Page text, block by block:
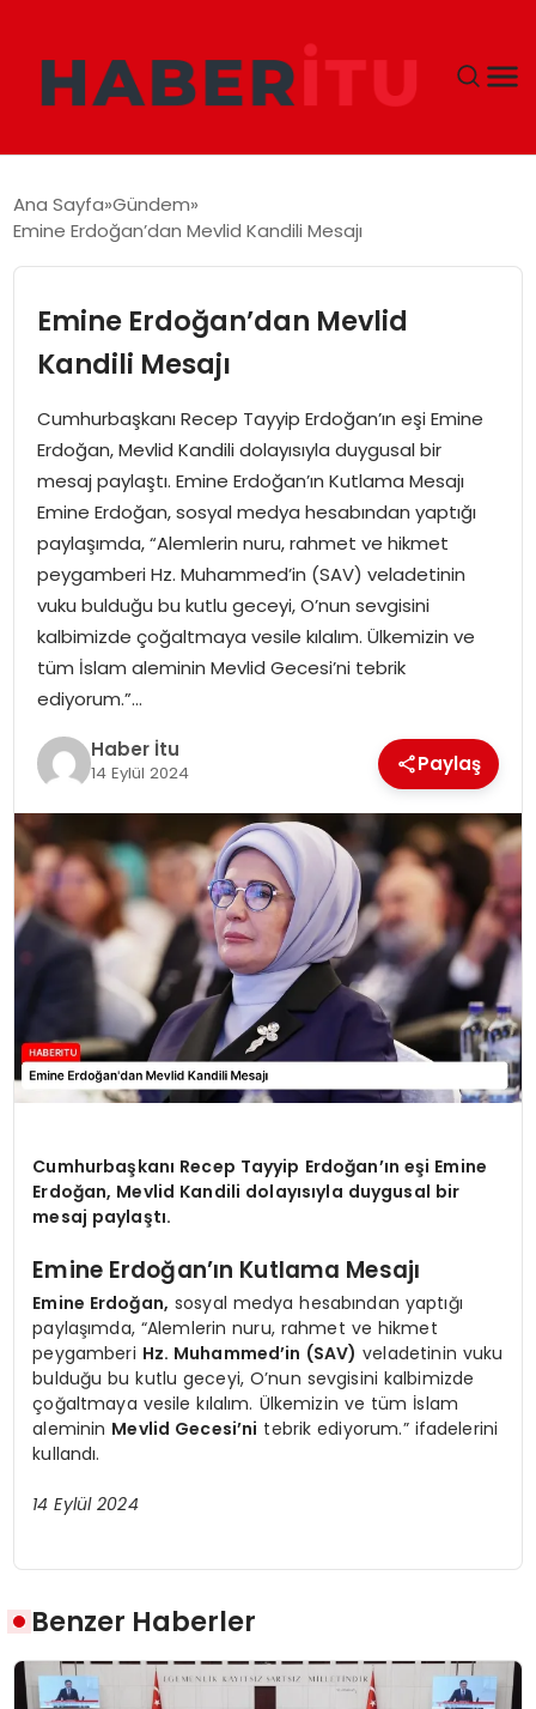
EKONOMI
SIYASET
TEKNOLOJI
EĞITIM
MAGAZIN
SPOR
YAŞAM
Ana Sayfa Gündem
Emine Erdoğan’dan Mevlid Kandili Mesajı
Emine Erdoğan’dan Mevlid
Kandili Mesajı
Cumhurbaşkanı Recep Tayyip Erdoğan’ın eşi Emine
Erdoğan, Mevlid Kandili dolayısıyla duygusal bir
mesaj paylaştı. Emine Erdoğan’ın Kutlama Mesajı
Emine Erdoğan, sosyal medya hesabından yaptığı
paylaşımda, “Alemlerin nuru, rahmet ve hikmet
peygamberi Hz. Muhammed’in (SAV) veladetinin
vuku bulduğu bu kutlu geceyi, O’nun sevgisini
kalbimizde çoğaltmaya vesile kılalım. Ülkemizin ve
tüm İslam aleminin Mevlid Gecesi’ni tebrik
ediyorum.”…
Haber İtu
14 Eylül 2024 Paylaş
Cumhurbaşkanı Recep Tayyip Erdoğan’ın eşi Emine
Erdoğan, Mevlid Kandili dolayısıyla duygusal bir
mesaj paylaştı.
Emine Erdoğan’ın Kutlama Mesajı
Emine Erdoğan, sosyal medya hesabından yaptığı
paylaşımda, “Alemlerin nuru, rahmet ve hikmet
peygamberi Hz. Muhammed’in (SAV) veladetinin vuku
bulduğu bu kutlu geceyi, O’nun sevgisini kalbimizde
çoğaltmaya vesile kılalım. Ülkemizin ve tüm İslam
aleminin Mevlid Gecesi’ni tebrik ediyorum.” ifadelerini
kullandı.
14 Eylül 2024
Benzer Haberler